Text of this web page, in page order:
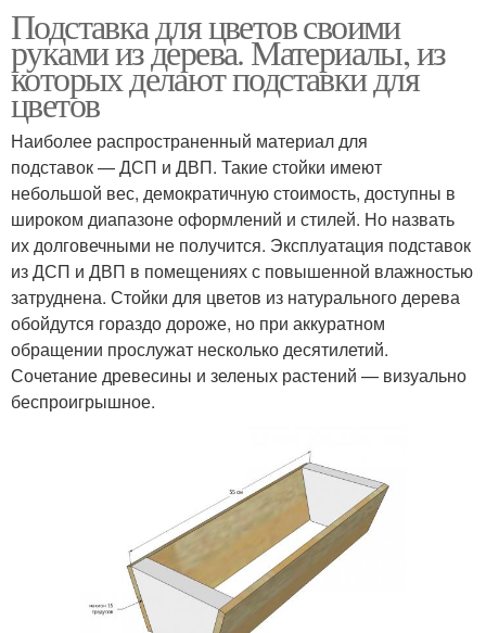
Подставка для цветов своими
руками из дерева. Материалы, из
которых делают подставки для
цветов
Наиболее распространенный материал для
подставок — ДСП и ДВП. Такие стойки имеют
небольшой вес, демократичную стоимость, доступны в
широком диапазоне оформлений и стилей. Но назвать
их долговечными не получится. Эксплуатация подставок
из ДСП и ДВП в помещениях с повышенной влажностью
затруднена. Стойки для цветов из натурального дерева
обойдутся гораздо дороже, но при аккуратном
обращении прослужат несколько десятилетий.
Сочетание древесины и зеленых растений — визуально
беспроигрышное.